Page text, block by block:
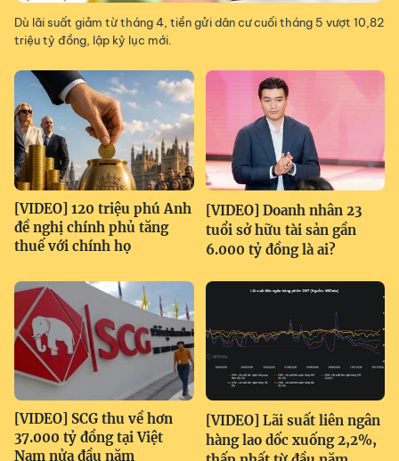
Dù lãi suất giảm từ tháng 4, tiền gửi dân cư cuối tháng 5 vượt 10,82
triệu tỷ đồng, lập kỷ lục mới.
[VIDEO] 120 triệu phú Anh
đề nghị chính phủ tăng
thuế với chính họ
[VIDEO] Doanh nhân 23
tuổi sở hữu tài sản gần
6.000 tỷ đồng là ai?
[VIDEO] SCG thu về hơn
37.000 tỷ đồng tại Việt
Nam nửa đầu năm
[VIDEO] Lãi suất liên ngân
hàng lao dốc xuống 2,2%,